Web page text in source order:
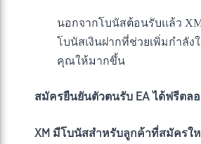
นอกจากโบนัสต้อนรับแล้ว
โบนัสเงินฝากที่ช่วยเพิ่มกำลัง
คุณให้มากขึ้น
สมัครยืนยันตัวตนรับ EA ได้ฟรีตล
XM มีโบนัสสำหรับลูกค้าที่สมัครใ